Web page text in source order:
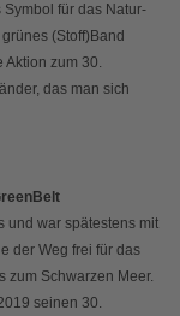
für das Natur-
(Stoff)Band
zum 30.
das man sich
und war spätestens mit
der Weg frei für das
zum Schwarzen Meer.
seinen 30.